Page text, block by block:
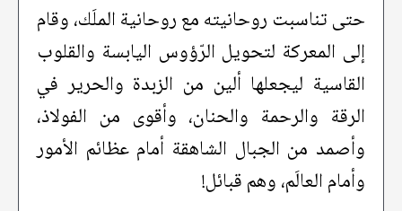
حتى تناسبت روحانيته مع روحانية الملَك، وقام
إلى المعركة لتحويل الرّؤوس اليابسة والقلوب
القاسية ليجعلها ألين من الزبدة والحرير في
الرقة والرحمة والحنان، وأقوى من الفولاذ،
وأصمد من الجبال الشاهقة أمام عظائم الأمور
وأمام العالَم، وهم قبائل!